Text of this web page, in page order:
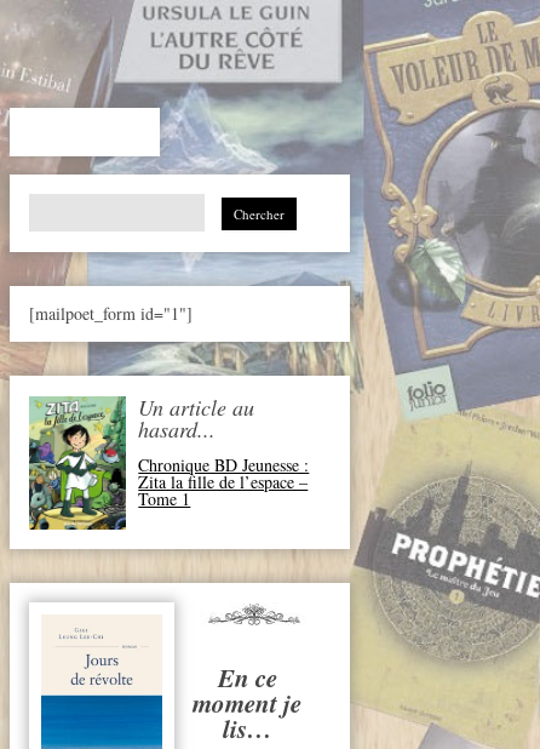
Search
[mailpoet_form id="1"]
Un article au
hasard...
Chronique BD Jeunesse :
Zita la fille de l’espace –
Tome 1
En ce
moment je
lis…